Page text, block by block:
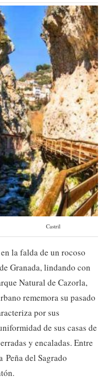
Castril
la falda de un rocoso
Granada, lindando con
Natural de Cazorla,
rememora su pasado
por sus
de sus casas de
y encaladas. Entre
Peña del Sagrado